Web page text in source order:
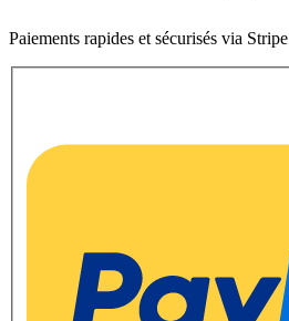
Paiements rapides et sécurisés via Stripe